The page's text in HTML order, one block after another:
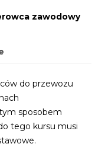
zawodowy
do przewozu
sposobem
tego kursu musi